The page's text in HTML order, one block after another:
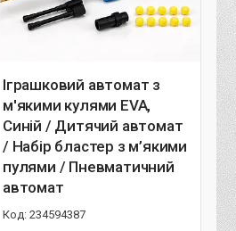
Іграшковий автомат з
м'якими кулями EVA,
Синій / Дитячий автомат
/ Набір бластер з м’якими
пулями / Пневматичний
автомат
234594387